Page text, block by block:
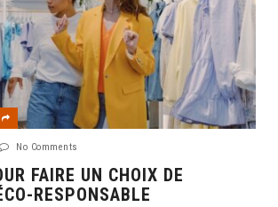
No Comments
FAIRE UN CHOIX DE
RESPONSABLE